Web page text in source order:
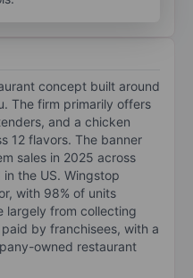
concept built around
The firm primarily offers
and a chicken
12 flavors. The banner
sales in 2025 across
the US. Wingstop
with 98% of units
largely from collecting
by franchisees, with a
owned restaurant